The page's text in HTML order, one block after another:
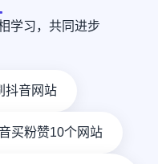
学习，共同进步
抖音网站
买粉赞10个网站